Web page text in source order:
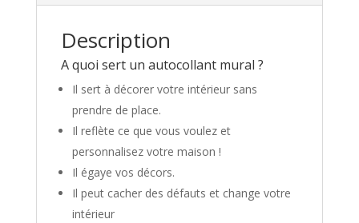
Description
A quoi sert un autocollant mural ?
Il sert à décorer votre intérieur sans
prendre de place.
Il reflète ce que vous voulez et
personnalisez votre maison !
Il égaye vos décors.
Il peut cacher des défauts et change votre
intérieur